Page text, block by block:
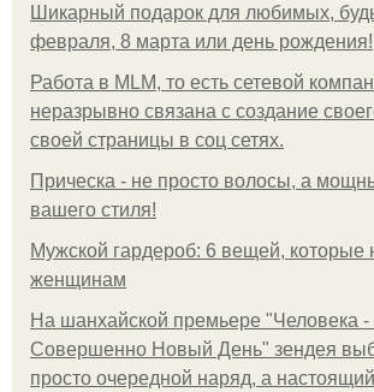
Шикарный подарок для любимых,
февраля, 8 марта или день рождения!
Работа в MLM, то есть сетевой
неразрывно связана с создание
своей страницы в соц сетях.
Прическа - не просто волосы, а
вашего стиля!
Мужской гардероб: 6 вещей, которые
женщинам
На шанхайской премьере "Человека -
Совершенно Новый День" зендея
просто очередной наряд, а